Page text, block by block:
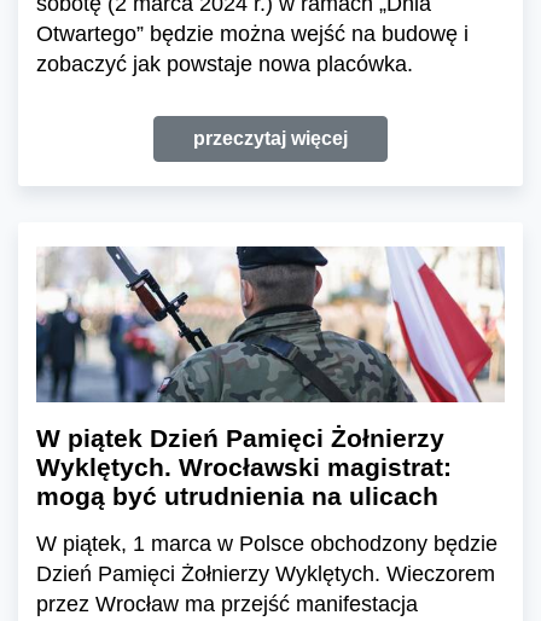
Otwartego” będzie można wejść na budowę i
zobaczyć jak powstaje nowa placówka.
przeczytaj więcej
W piątek Dzień Pamięci Żołnierzy
Wyklętych. Wrocławski magistrat:
mogą być utrudnienia na ulicach
W piątek, 1 marca w Polsce obchodzony będzie
Dzień Pamięci Żołnierzy Wyklętych. Wieczorem
przez Wrocław ma przejść manifestacja